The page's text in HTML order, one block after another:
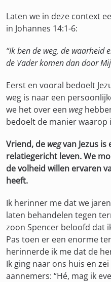
Laten we in deze context
in Johannes 14:1-6:
“Ik ben de weg, de waarheid
de Vader komen dan door
Eerst en vooral bedoelt
weg is naar een
we het over een weg
bedoelt de manier waarop
Vriend, de wegvan Jezus is
relatiegericht leven. We
de volheid willen ervaren
heeft.
Ik herinner me dat we
laten behandelen tegen
zoon Spencer beloofd dat
Pas toen er een enorme
herinnerde ik me dat de
Ik ging naar ons huis en
aannemers: “Hé, mag ik